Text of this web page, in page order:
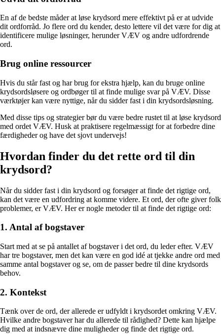
En af de bedste måder at løse krydsord mere effektivt på er at udvide
dit ordforråd. Jo flere ord du kender, desto lettere vil det være for dig at
identificere mulige løsninger, herunder VÆV og andre udfordrende
ord.
Brug online ressourcer
Hvis du står fast og har brug for ekstra hjælp, kan du bruge online
krydsordsløsere og ordbøger til at finde mulige svar på VÆV. Disse
værktøjer kan være nyttige, når du sidder fast i din krydsordsløsning.
Med disse tips og strategier bør du være bedre rustet til at løse krydsord
med ordet VÆV. Husk at praktisere regelmæssigt for at forbedre dine
færdigheder og have det sjovt undervejs!
Hvordan finder du det rette ord til din
krydsord?
Når du sidder fast i din krydsord og forsøger at finde det rigtige ord,
kan det være en udfordring at komme videre. Et ord, der ofte giver folk
problemer, er VÆV. Her er nogle metoder til at finde det rigtige ord:
1. Antal af bogstaver
Start med at se på antallet af bogstaver i det ord, du leder efter. VÆV
har tre bogstaver, men det kan være en god idé at tjekke andre ord med
samme antal bogstaver og se, om de passer bedre til dine krydsords
behov.
2. Kontekst
Tænk over de ord, der allerede er udfyldt i krydsordet omkring VÆV.
Hvilke andre bogstaver har du allerede til rådighed? Dette kan hjælpe
dig med at indsnævre dine muligheder og finde det rigtige ord.